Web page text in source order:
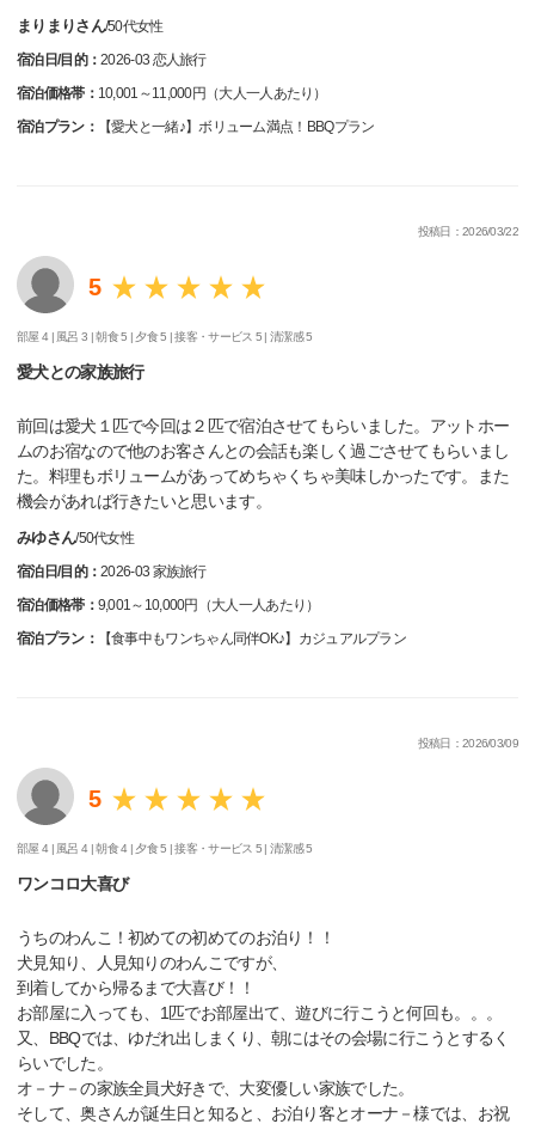
まりまりさん/50代女性
宿泊日/目的：2026-03 恋人旅行
宿泊価格帯： 10,001～11,000円（大人一人あたり）
宿泊プラン：
【愛犬と一緒♪】ボリューム満点！BBQプラン
投稿日：2026/03/22
5
部屋 4 | 風呂 3 |朝食 5 | 夕食 5 |接客・サービス 5 |清潔感 5
愛犬との家族旅行
前回は愛犬１匹で今回は２匹で宿泊させてもらいました。アットホー
ムのお宿なので他のお客さんとの会話も楽しく過ごさせてもらいまし
た。料理もボリュームがあってめちゃくちゃ美味しかったです。また
機会があれば行きたいと思います。
みゆさん/50代女性
宿泊日/目的：2026-03 家族旅行
宿泊価格帯： 9,001～10,000円（大人一人あたり）
宿泊プラン：
【食事中もワンちゃん同伴OK♪】カジュアルプラン
投稿日：2026/03/09
5
部屋 4 | 風呂 4 |朝食 4 | 夕食 5 |接客・サービス 5 |清潔感 5
ワンコロ大喜び
うちのわんこ！初めての初めてのお泊り！！
犬見知り、人見知りのわんこですが、
到着してから帰るまで大喜び！！
お部屋に入っても、1匹でお部屋出て、遊びに行こうと何回も。。。
又、BBQでは、ゆだれ出しまくり、朝にはその会場に行こうとするく
らいでした。
オ－ナ－の家族全員犬好きで、大変優しい家族でした。
そして、奥さんが誕生日と知ると、お泊り客とオーナ－様では、お祝